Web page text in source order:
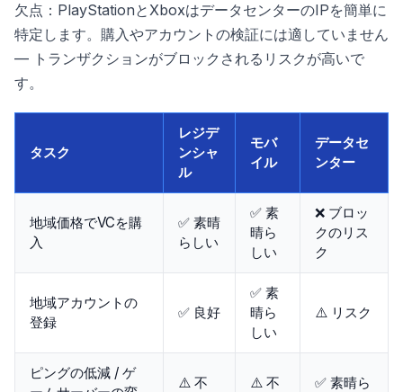
欠点：PlayStationとXboxはデータセンターのIPを簡単に
特定します。購入やアカウントの検証には適していません
— トランザクションがブロックされるリスクが高いで
す。
タスク
レジデ
ンシャ
ル
モバ
イル
データセ
ンター
地域価格でVCを購
入
✅ 素晴
らしい
✅ 素
晴ら
しい
❌ ブロッ
クのリス
ク
地域アカウントの
登録
✅ 良好
✅ 素
晴ら
しい
⚠️ リスク
ピングの低減 / ゲ
⚠️ 不
⚠️ 不
✅ 素晴ら